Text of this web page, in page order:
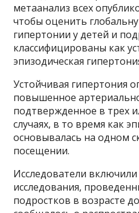
метаанализ всех
чтобы оценить
гипертонии у детей и
классифицированы как
эпизодическая
Устойчивая гипертония
повышенное
подтвержденное в трех
случаях, в то время как
основывалась на одном
посещении.
Исследователи
исследования,
подростков в возрасте